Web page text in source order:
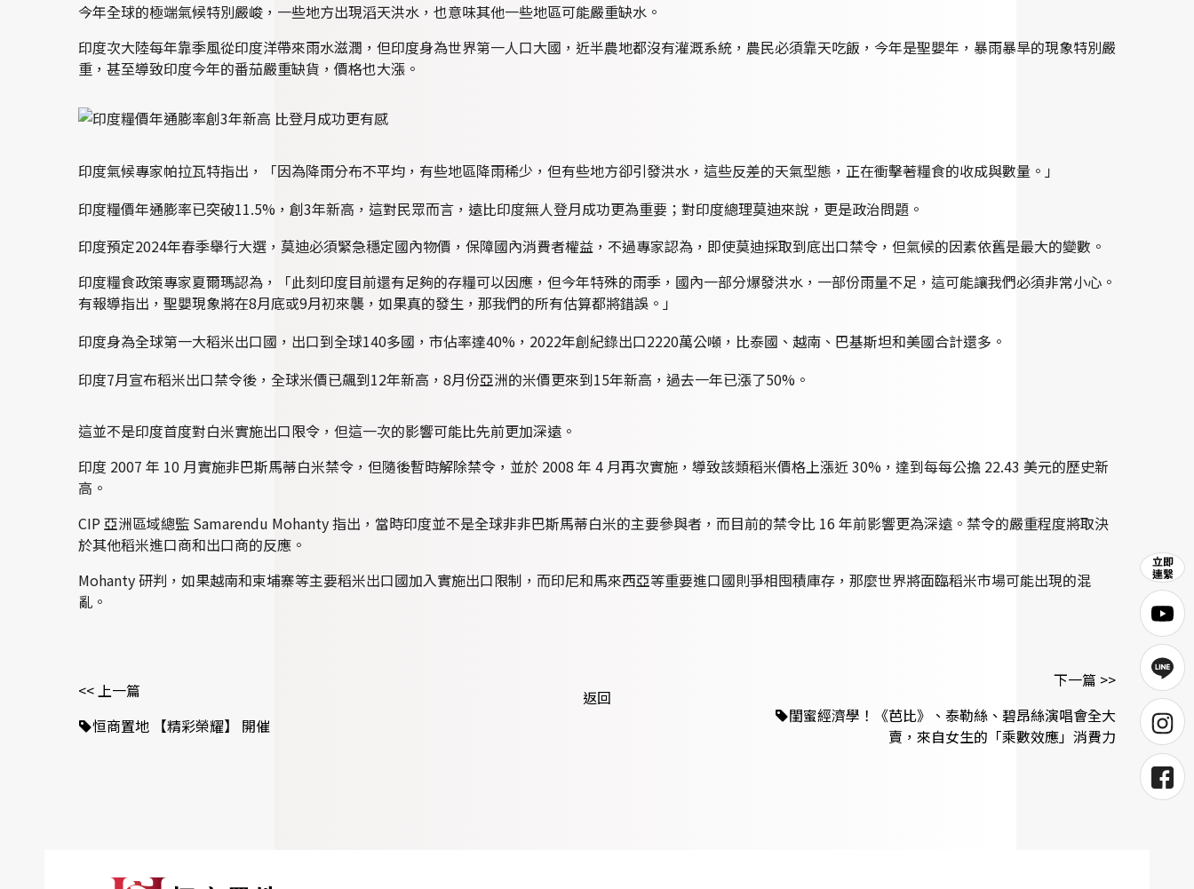
今年全球的極端氣候特別嚴峻，一些地方出現滔天洪水，也意味其他一些地區可能嚴重缺水。
印度次大陸每年靠季風從印度洋帶來雨水滋潤，但印度身為世界第一人口大國，近半農地都沒有灌溉系統，農民必須靠天吃飯，今年是聖嬰年，暴雨暴旱的現象特別嚴
重，甚至導致印度今年的番茄嚴重缺貨，價格也大漲。
印度氣候專家帕拉瓦特指出，「因為降雨分布不平均，有些地區降雨稀少，但有些地方卻引發洪水，這些反差的天氣型態，正在衝擊著糧食的收成與數量。」
印度糧價年通膨率已突破11.5%，創3年新高，這對民眾而言，遠比印度無人登月成功更為重要；對印度總理莫迪來說，更是政治問題。
印度預定2024年春季舉行大選，莫迪必須緊急穩定國內物價，保障國內消費者權益，不過專家認為，即使莫迪採取到底出口禁令，但氣候的因素依舊是最大的變數。
印度糧食政策專家夏爾瑪認為，「此刻印度目前還有足夠的存糧可以因應，但今年特殊的雨季，國內一部分爆發洪水，一部份雨量不足，這可能讓我們必須非常小心。
有報導指出，聖嬰現象將在8月底或9月初來襲，如果真的發生，那我們的所有估算都將錯誤。」
印度身為全球第一大稻米出口國，出口到全球140多國，市佔率達40%，2022年創紀錄出口2220萬公噸，比泰國、越南、巴基斯坦和美國合計還多。
印度7月宣布稻米出口禁令後，全球米價已飆到12年新高，8月份亞洲的米價更來到15年新高，過去一年已漲了50%。
這並不是印度首度對白米實施出口限令，但這一次的影響可能比先前更加深遠。
印度 2007 年 10 月實施非巴斯馬蒂白米禁令，但隨後暫時解除禁令，並於 2008 年 4 月再次實施，導致該類稻米價格上漲近 30%，達到每每公擔 22.43 美元的歷史新
高。
CIP 亞洲區域總監 Samarendu Mohanty 指出，當時印度並不是全球非非巴斯馬蒂白米的主要參與者，而目前的禁令比 16 年前影響更為深遠。禁令的嚴重程度將取決
於其他稻米進口商和出口商的反應。
Mohanty 研判，如果越南和柬埔寨等主要稻米出口國加入實施出口限制，而印尼和馬來西亞等重要進口國則爭相囤積庫存，那麼世界將面臨稻米市場可能出現的混
亂。
<< 上一篇
恒商置地 【精彩榮耀】 開催
返回
下一篇 >>
閨蜜經濟學！《芭比》、泰勒絲、碧昂絲演唱會全大
賣，來自女生的「乘數效應」消費力